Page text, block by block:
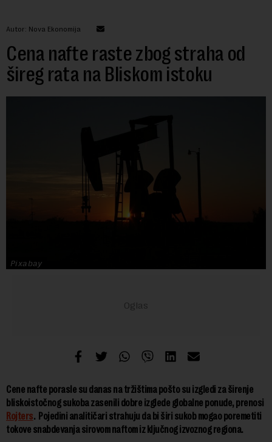
Autor: Nova Ekonomija
Cena nafte raste zbog straha od
šireg rata na Bliskom istoku
Pixabay
Cene nafte porasle su danas na tržištima pošto su izgledi za širenje
bliskoistočnog sukoba zasenili dobre izglede globalne ponude, prenosi
Rojters. Pojedini analitičari strahuju da bi širi sukob mogao poremetiti
tokove snabdevanja sirovom naftom iz ključnog izvoznog regiona.